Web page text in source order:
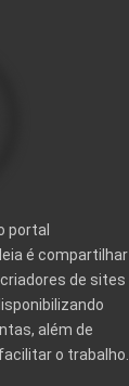
portal
é compartilhar
de sites
além de
o trabalho.